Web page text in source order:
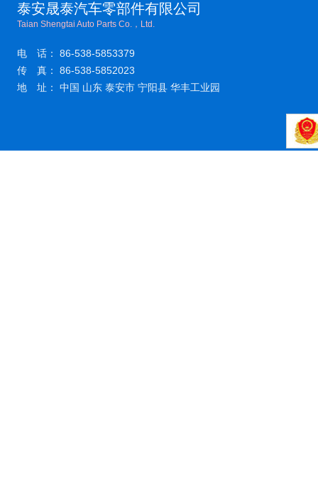
泰安晟泰汽车零部件有限公司
Taian Shengtai Auto Parts Co.，Ltd.
电 话： 86-538-5853379
传 真： 86-538-5852023
地 址： 中国 山东 泰安市 宁阳县 华丰工业园